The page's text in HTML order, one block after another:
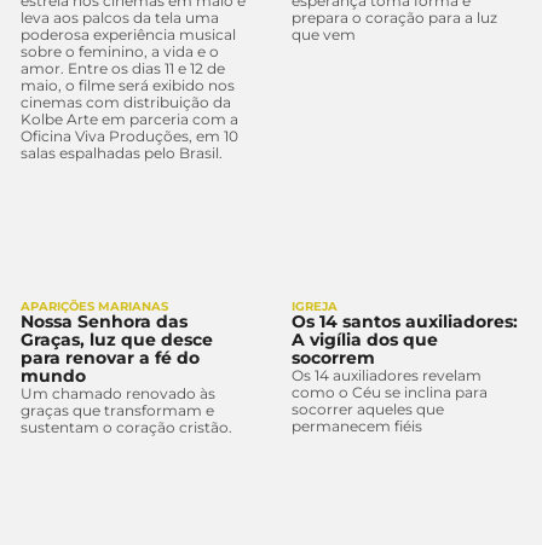
leva aos palcos da tela uma
poderosa experiência musical
sobre o feminino, a vida e o
amor. Entre os dias 11 e 12 de
maio, o filme será exibido nos
cinemas com distribuição da
Kolbe Arte em parceria com a
Oficina Viva Produções, em 10
salas espalhadas pelo Brasil.
prepara o coração para a luz
que vem
APARIÇÕES MARIANAS
Nossa Senhora das
Graças, luz que desce
para renovar a fé do
mundo
Um chamado renovado às
graças que transformam e
sustentam o coração cristão.
IGREJA
Os 14 santos auxiliadores:
A vigília dos que
socorrem
Os 14 auxiliadores revelam
como o Céu se inclina para
socorrer aqueles que
permanecem fiéis